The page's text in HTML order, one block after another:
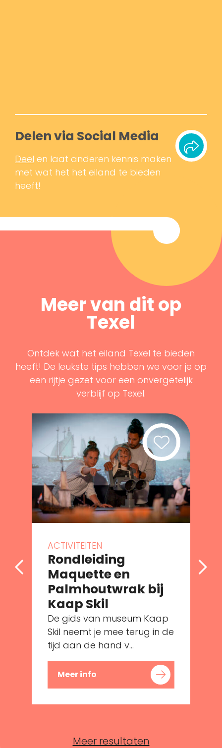
Delen via Social Media
Deel en laat anderen kennis maken
met wat het het eiland te bieden
heeft!
Meer van dit op
Texel
Ontdek wat het eiland Texel te bieden
heeft! De leukste tips hebben we voor je op
een rijtje gezet voor een onvergetelijk
verblijf op Texel.
ACTIVITEITEN
Rondleiding
Maquette en
Palmhoutwrak bij
Kaap Skil
De gids van museum Kaap
Skil neemt je mee terug in de
tijd aan de hand v...
Meer info
Meer resultaten